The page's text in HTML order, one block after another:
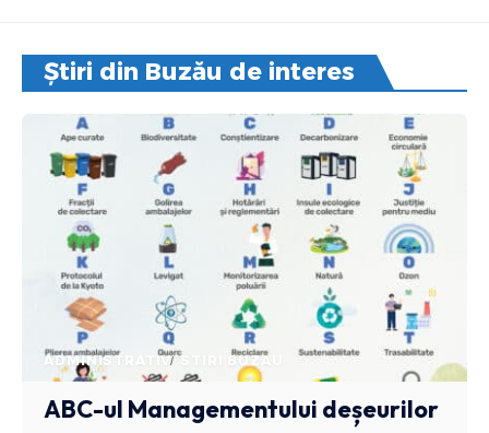
Știri din Buzău de interes
ADMINISTRATIV STIRI BUZAU
ABC-ul Managementului deșeurilor